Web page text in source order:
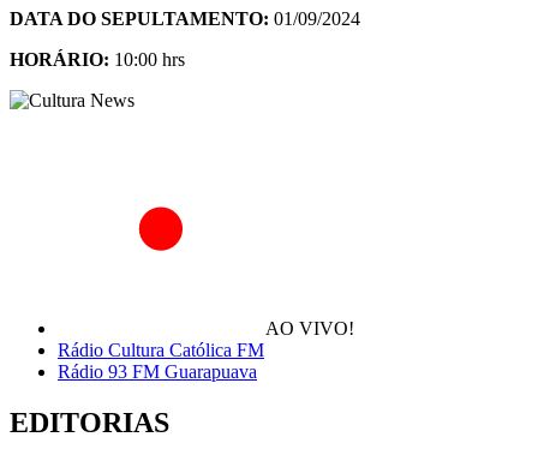
DATA DO SEPULTAMENTO: 01/09/2024
HORÁRIO: 10:00 hrs
AO VIVO!
Rádio Cultura Católica FM
Rádio 93 FM Guarapuava
EDITORIAS